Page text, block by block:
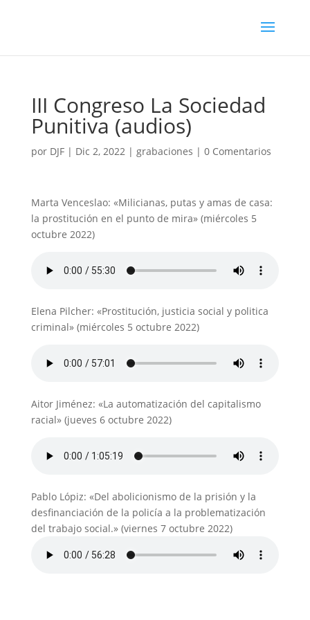
III Congreso La Sociedad
Punitiva (audios)
por DJF| Dic 2, 2022| grabaciones | 0 Comentarios
Marta Venceslao: «Milicianas, putas y amas de casa:
la prostitución en el punto de mira» (miércoles 5
octubre 2022)
Elena Pilcher: «Prostitución, justicia social y politica
criminal» (miércoles 5 octubre 2022)
Aitor Jiménez: «La automatización del capitalismo
racial» (jueves 6 octubre 2022)
Pablo Lópiz: «Del abolicionismo de la prisión y la
desfinanciación de la policía a la problematización
del trabajo social.» (viernes 7 octubre 2022)